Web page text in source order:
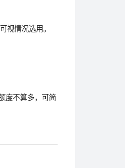
视情况选用。
度不算多，可简